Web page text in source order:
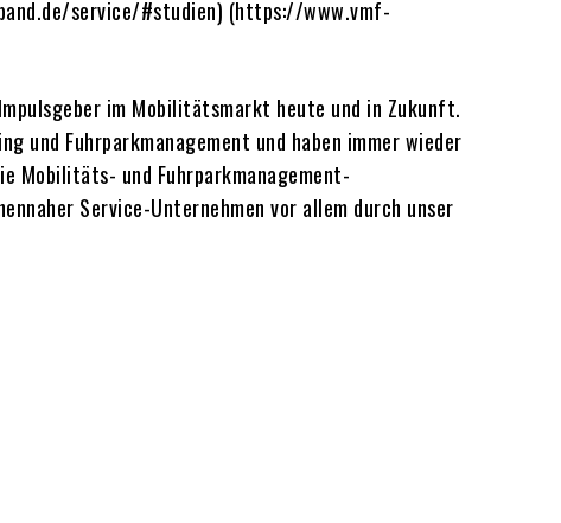
service/#studien) (https://www.vmf-
im Mobilitätsmarkt heute und in Zukunft.
und Fuhrparkmanagement und haben immer wieder
Mobilitäts- und Fuhrparkmanagement-
Service-Unternehmen vor allem durch unser